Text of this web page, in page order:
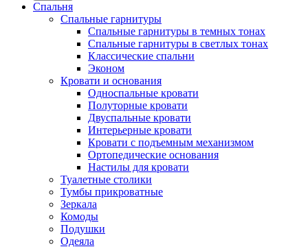
Спальня
Спальные гарнитуры
Спальные гарнитуры в темных тонах
Спальные гарнитуры в светлых тонах
Классические спальни
Эконом
Кровати и основания
Односпальные кровати
Полуторные кровати
Двуспальные кровати
Интерьерные кровати
Кровати с подъемным механизмом
Ортопедические основания
Настилы для кровати
Туалетные столики
Тумбы прикроватные
Зеркала
Комоды
Подушки
Одеяла